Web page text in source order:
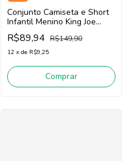
Conjunto Camiseta e Short
Infantil Menino King Joe
Cj09013k (Amarelo/Cáqui)
R$89,94 R$149,90
12 x de R$9,25
Comprar